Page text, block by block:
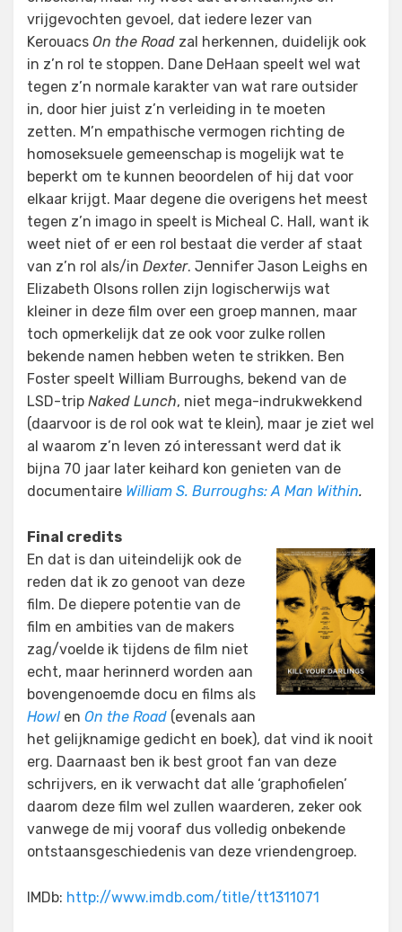
vrijgevochten gevoel, dat iedere lezer van
Kerouacs On the Road zal herkennen, duidelijk ook
in z’n rol te stoppen. Dane DeHaan speelt wel wat
tegen z’n normale karakter van wat rare outsider
in, door hier juist z’n verleiding in te moeten
zetten. M’n empathische vermogen richting de
homoseksuele gemeenschap is mogelijk wat te
beperkt om te kunnen beoordelen of hij dat voor
elkaar krijgt. Maar degene die overigens het meest
tegen z’n imago in speelt is Micheal C. Hall, want ik
weet niet of er een rol bestaat die verder af staat
van z’n rol als/in Dexter. Jennifer Jason Leighs en
Elizabeth Olsons rollen zijn logischerwijs wat
kleiner in deze film over een groep mannen, maar
toch opmerkelijk dat ze ook voor zulke rollen
bekende namen hebben weten te strikken. Ben
Foster speelt William Burroughs, bekend van de
LSD-trip Naked Lunch, niet mega-indrukwekkend
(daarvoor is de rol ook wat te klein), maar je ziet wel
al waarom z’n leven zó interessant werd dat ik
bijna 70 jaar later keihard kon genieten van de
documentaire William S. Burroughs: A Man Within.
Final credits
En dat is dan uiteindelijk ook de
reden dat ik zo genoot van deze
film. De diepere potentie van de
film en ambities van de makers
zag/voelde ik tijdens de film niet
echt, maar herinnerd worden aan
bovengenoemde docu en films als
Howl en On the Road (evenals aan
het gelijknamige gedicht en boek), dat vind ik nooit
erg. Daarnaast ben ik best groot fan van deze
schrijvers, en ik verwacht dat alle ‘graphofielen’
daarom deze film wel zullen waarderen, zeker ook
vanwege de mij vooraf dus volledig onbekende
ontstaansgeschiedenis van deze vriendengroep.
IMDb: http://www.imdb.com/title/tt1311071